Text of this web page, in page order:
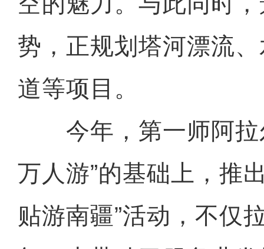
势，正规划塔河漂流
道等项目。
今年，第一师阿拉
万人游”的基础上，推
贴游南疆”活动，不仅